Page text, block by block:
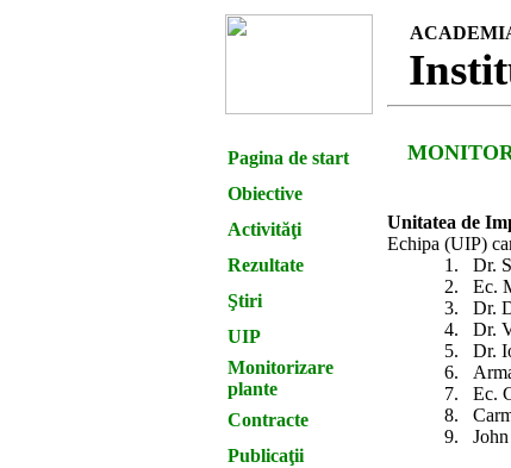
Pagina de start
Obiective
Activităţi
Rezultate
Ştiri
UIP
Monitorizare
plante
Contracte
Publicaţii
Unitatea de
Echipa (UIP)
1.
Dr.
2.
Ec.
3.
Dr.
4.
Dr.
5.
Dr.
6.
7.
Ec.
8.
9.